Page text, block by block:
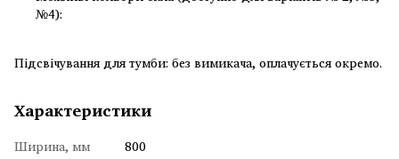
№4):
Підсвічування для тумби: без вимикача, оплачується окремо.
Характеристики
Ширина, мм
800